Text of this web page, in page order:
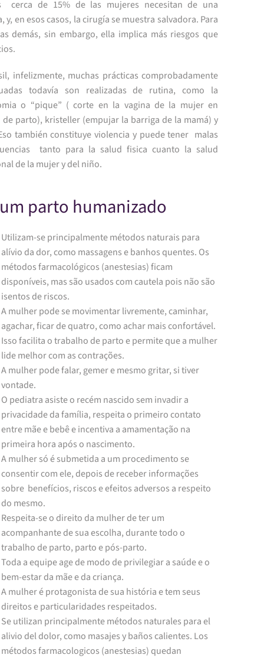
cerca de 15% de las mujeres necesitan de una
y, en esos casos, la cirugía se muestra salvadora. Para
demás, sin embargo, ella implica más riesgos que
infelizmente, muchas prácticas comprobadamente
todavía son realizadas de rutina, como la
o “pique” ( corte en la vagina de la mujer en
parto), kristeller (empujar la barriga de la mamá) y
también constituye violencia y puede tener malas
tanto para la salud fisica cuanto la salud
de la mujer y del niño.
parto humanizado
Utilizam-se principalmente métodos naturais para
alívio da dor, como massagens e banhos quentes. Os
métodos farmacológicos (anestesias) ficam
disponíveis, mas são usados com cautela pois não são
isentos de riscos.
A mulher pode se movimentar livremente, caminhar,
agachar, ficar de quatro, como achar mais confortável.
Isso facilita o trabalho de parto e permite que a mulher
lide melhor com as contrações.
A mulher pode falar, gemer e mesmo gritar, si tiver
vontade.
O pediatra asiste o recém nascido sem invadir a
privacidade da família, respeita o primeiro contato
entre mãe e bebê e incentiva a amamentação na
primeira hora após o nascimento.
A mulher só é submetida a um procedimento se
consentir com ele, depois de receber informações
sobre benefícios, riscos e efeitos adversos a respeito
do mesmo.
Respeita-se o direito da mulher de ter um
acompanhante de sua escolha, durante todo o
trabalho de parto, parto e pós-parto.
Toda a equipe age de modo de privilegiar a saúde e o
bem-estar da mãe e da criança.
A mulher é protagonista de sua história e tem seus
direitos e particularidades respeitados.
Se utilizan principalmente métodos naturales para el
alivio del dolor, como masajes y baños calientes. Los
métodos farmacologicos (anestesias) quedan